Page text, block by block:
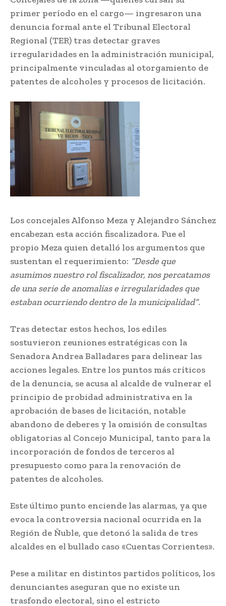
primer período en el cargo— ingresaron una
denuncia formal ante el Tribunal Electoral
Regional (TER) tras detectar graves
irregularidades en la administración municipal,
principalmente vinculadas al otorgamiento de
patentes de alcoholes y procesos de licitación.
Los concejales Alfonso Meza y Alejandro Sánchez
encabezan esta acción fiscalizadora. Fue el
propio Meza quien detalló los argumentos que
sustentan el requerimiento: “Desde que
asumimos nuestro rol fiscalizador, nos percatamos
de una serie de anomalías e irregularidades que
estaban ocurriendo dentro de la municipalidad”.
Tras detectar estos hechos, los ediles
sostuvieron reuniones estratégicas con la
Senadora Andrea Balladares para delinear las
acciones legales. Entre los puntos más críticos
de la denuncia, se acusa al alcalde de vulnerar el
principio de probidad administrativa en la
aprobación de bases de licitación, notable
abandono de deberes y la omisión de consultas
obligatorias al Concejo Municipal, tanto para la
incorporación de fondos de terceros al
presupuesto como para la renovación de
patentes de alcoholes.
Este último punto enciende las alarmas, ya que
evoca la controversia nacional ocurrida en la
Región de Ñuble, que detonó la salida de tres
alcaldes en el bullado caso «Cuentas Corrientes».
Pese a militar en distintos partidos políticos, los
denunciantes aseguran que no existe un
trasfondo electoral, sino el estricto